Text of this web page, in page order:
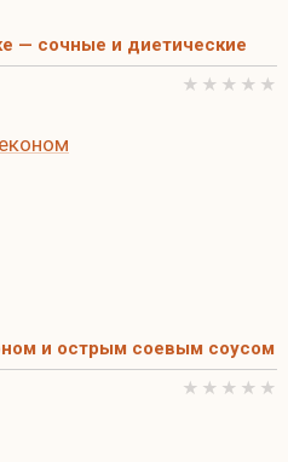
— сочные и диетические
и острым соевым соусом